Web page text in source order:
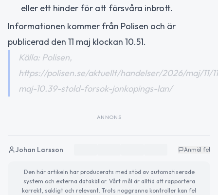
eller ett hinder för att försvåra inbrott.
Informationen kommer från Polisen och är
publicerad den 11 maj klockan 10.51.
Källa: Polisen,
https://polisen.se/aktuellt/handelser/2026/maj/11/
maj-10.39-stold-forsok-jonkopings-lan/
ANNONS
Johan Larsson Anmäl fel
Den här artikeln har producerats med stöd av automatiserade
system och externa datakällor. Vårt mål är alltid att rapportera
korrekt, sakligt och relevant. Trots noggranna kontroller kan fel